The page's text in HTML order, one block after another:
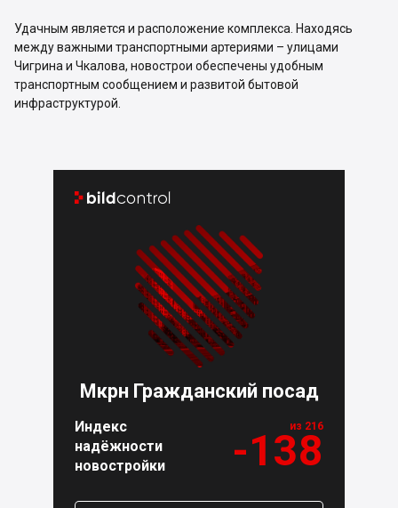
Удачным является и расположение комплекса. Находясь
между важными транспортными артериями – улицами
Чигрина и Чкалова, новострои обеспечены удобным
транспортным сообщением и развитой бытовой
инфраструктурой.
 
Мкрн Гражданский посад
Индекс
надёжности
новостройки
из 216
-138